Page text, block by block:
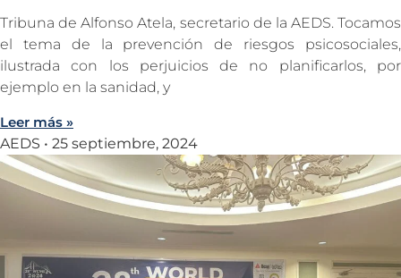
Tribuna de Alfonso Atela, secretario de la AEDS. Tocamos
el tema de la prevención de riesgos psicosociales,
ilustrada con los perjuicios de no planificarlos, por
ejemplo en la sanidad, y
Leer más »
AEDS
25 septiembre, 2024